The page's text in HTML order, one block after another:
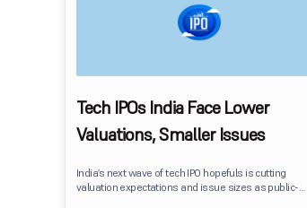
Tech IPOs India Face Lower
Valuations, Smaller Issues
India’s next wave of tech IPO hopefuls is cutting
valuation expectations and issue sizes as public-